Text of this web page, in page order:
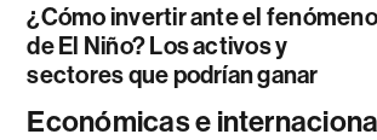
¿Cómo invertir ante el fenómeno
de El Niño? Los activos y
sectores que podrían ganar
Económicas e